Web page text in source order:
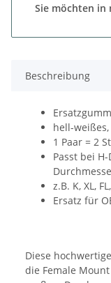
Sie möchten in
Beschreibung
hell-
1 Paar = 2
Passt bei
z.B. K, XL,
Ersatz für
Diese
die Female